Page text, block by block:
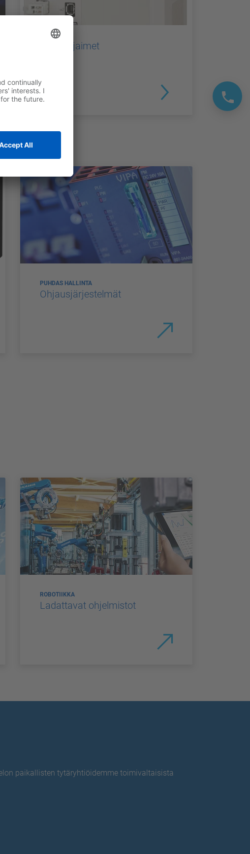
Koneohjaimet
PUHDAS HALLINTA
Ohjausjärjestelmät
ROBOTIIKKA
Ladattavat ohjelmistot
paikallisten tytäryhtiöidemme toimivaltaisista